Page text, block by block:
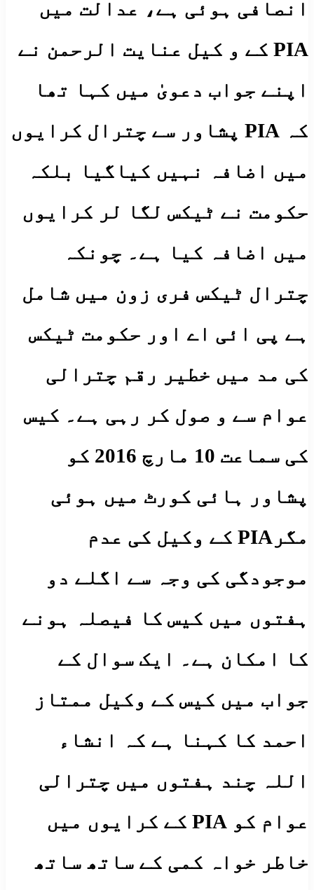
انصافی ہوئی ہے، عدالت میں
PIA کے و کیل عنایت الرحمن نے
اپنے جواب دعویٰ میں کہا تھا
کہ PIA پشاور سے چترال کرایوں
میں اضافہ نہیں کیاگیا بلکہ
حکومت نے ٹیکس لگا لر کرایوں
میں اضافہ کیا ہے۔ چونکہ
چترال ٹیکس فری زون میں شامل
ہے پی ائی اے اور حکومت ٹیکس
کی مد میں خطیر رقم چترالی
عوام سے و صول کر رہی ہے۔ کیس
کی سماعت 10 مارچ 2016 کو
پشاور ہائی کورٹ میں ہوئی
مگرPIA کے وکیل کی عدم
موجودگی کی وجہ سے اگلے دو
ہفتوں میں کیس کا فیصلہ ہونے
کا امکان ہے۔ ایک سوال کے
جواب میں کیس کے وکیل ممتاز
احمد کا کہنا ہے کہ انشاء
اللہ چند ہفتوں میں چترالی
عوام کو PIA کے کرایوں میں
خاطر خواہ کمی کے ساتھ ساتھ